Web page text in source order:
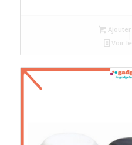
Ajouter
Voir